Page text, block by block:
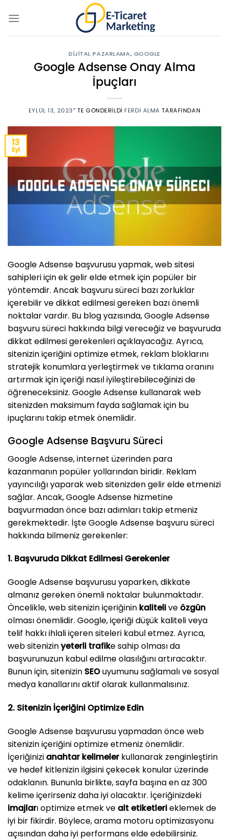
DIJITAL PAZARLAMA, GOOGLE
Google Adsense Onay Alma
İpuçları
EYLÜL 13, 2023’' TE GÖNDERILDI FERDI ALMA TARAFINDAN
13
Eyl
Google Adsense başvurusu yapmak, web sitesi
sahipleri için ek gelir elde etmek için popüler bir
yöntemdir. Ancak başvuru süreci bazı zorluklar
içerebilir ve dikkat edilmesi gereken bazı önemli
noktalar vardır. Bu blog yazısında, Google Adsense
başvuru süreci hakkında bilgi vereceğiz ve başvuruda
dikkat edilmesi gerekenleri açıklayacağız. Ayrıca,
sitenizin içeriğini optimize etmek, reklam bloklarını
stratejik konumlara yerleştirmek ve tıklama oranını
artırmak için içeriği nasıl iyileştirebileceğinizi de
öğreneceksiniz. Google Adsense kullanarak web
sitenizden maksimum fayda sağlamak için bu
ipuçlarını takip etmek önemlidir.
Google Adsense Başvuru Süreci
Google Adsense, internet üzerinden para
kazanmanın popüler yollarından biridir. Reklam
yayıncılığı yaparak web sitenizden gelir elde etmenizi
sağlar. Ancak, Google Adsense hizmetine
başvurmadan önce bazı adımları takip etmeniz
gerekmektedir. İşte Google Adsense başvuru süreci
hakkında bilmeniz gerekenler:
1. Başvuruda Dikkat Edilmesi Gerekenler
Google Adsense başvurusu yaparken, dikkate
almanız gereken önemli noktalar bulunmaktadır.
Öncelikle, web sitenizin içeriğinin kalitelive özgün
olması önemlidir. Google, içeriği düşük kaliteli veya
telif hakkı ihlali içeren siteleri kabul etmez. Ayrıca,
web sitenizinyeterli trafike sahip olması da
başvurunuzun kabul edilme olasılığını artıracaktır.
Bunun için, sitenizin SEOuyumunu sağlamalı ve sosyal
medya kanallarını aktif olarak kullanmalısınız.
2. Sitenizin İçeriğini Optimize Edin
Google Adsense başvurusu yapmadan önce web
sitenizin içeriğini optimize etmeniz önemlidir.
İçeriğinizi anahtar kelimelerkullanarak zenginleştirin
ve hedef kitlenizin ilgisini çekecek konular üzerinde
odaklanın. Bununla birlikte, sayfa başına en az 300
kelime içerirseniz daha iyi olacaktır. İçeriğinizdeki
imajları optimize etmek ve alt etiketlerieklemek de
iyi bir fikirdir. Böylece, arama motoru optimizasyonu
açısından daha iyi performans elde edebilirsiniz.